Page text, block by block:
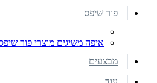
פור שיפס
איפה משיגים מוצרי פור
מבצעים